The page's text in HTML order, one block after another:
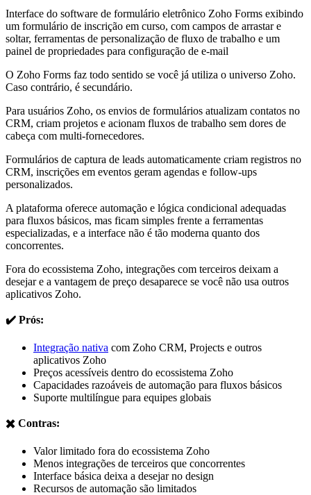
Interface do software de formulário eletrônico Zoho Forms exibindo
um formulário de inscrição em curso, com campos de arrastar e
soltar, ferramentas de personalização de fluxo de trabalho e um
painel de propriedades para configuração de e-mail
O Zoho Forms faz todo sentido se você já utiliza o universo Zoho.
Caso contrário, é secundário.
Para usuários Zoho, os envios de formulários atualizam contatos no
CRM, criam projetos e acionam fluxos de trabalho sem dores de
cabeça com multi-fornecedores.
Formulários de captura de leads automaticamente criam registros no
CRM, inscrições em eventos geram agendas e follow-ups
personalizados.
A plataforma oferece automação e lógica condicional adequadas
para fluxos básicos, mas ficam simples frente a ferramentas
especializadas, e a interface não é tão moderna quanto dos
concorrentes.
Fora do ecossistema Zoho, integrações com terceiros deixam a
desejar e a vantagem de preço desaparece se você não usa outros
aplicativos Zoho.
✔️ Prós:
Integração nativa com Zoho CRM, Projects e outros
aplicativos Zoho
Preços acessíveis dentro do ecossistema Zoho
Capacidades razoáveis de automação para fluxos básicos
Suporte multilíngue para equipes globais
✖️ Contras:
Valor limitado fora do ecossistema Zoho
Menos integrações de terceiros que concorrentes
Interface básica deixa a desejar no design
Recursos de automação são limitados